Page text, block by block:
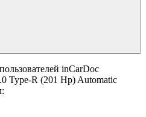
inCarDoc
Type-R (201 Hp) Automatic